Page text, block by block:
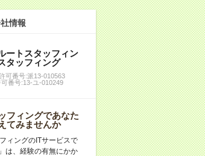
情報
ートスタッフィン
ッフィング
可番号:派13-010563
番号:13-ユ-010249
フィングであなた
てみませんか
ィングのITサービスで
は、経験の有無にかか